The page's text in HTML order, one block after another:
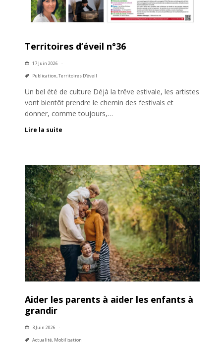
Territoires d’éveil n°36
17 Juin 2026
Publication,Territoires D'éveil
Un bel été de culture Déjà la trêve estivale, les artistes
vont bientôt prendre le chemin des festivals et
donner, comme toujours,…
Lire la suite
Aider les parents à aider les enfants à
grandir
3 Juin 2026
Actualité, Mobilisation